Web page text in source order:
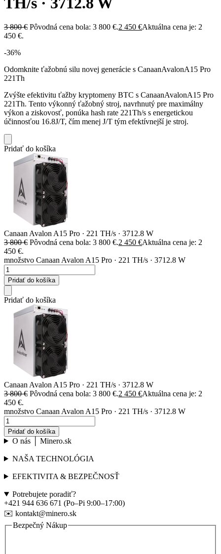
3 800€ Pôvodná cena bola: 3 800 €.2 450 €Aktuálna cena je: 2
450 €.
-36%
Odomknite ťažobnú silu novej generácie s CanaanAvalonA15 Pro
221Th
Zvýšte efektivitu ťažby kryptomeny BTC s CanaanAvalonA15 Pro
221Th. Tento výkonný ťažobný stroj, navrhnutý pre maximálny
výkon a ziskovosť, ponúka hash rate 221Th/s s energetickou
účinnosťou 16.8J/T, čím menej J/T tým efektívnejší je stroj.
Pridať do košíka
Canaan Avalon A15 Pro · 221 TH/s · 3712.8 W
3 800€ Pôvodná cena bola: 3 800 €.2 450 €Aktuálna cena je: 2
450 €.
množstvo Canaan Avalon A15 Pro · 221 TH/s · 3712.8 W
Pridať do košíka
Pridať do košíka
Canaan Avalon A15 Pro · 221 TH/s · 3712.8 W
3 800€ Pôvodná cena bola: 3 800 €.2 450 €Aktuálna cena je: 2
450 €.
množstvo Canaan Avalon A15 Pro · 221 TH/s · 3712.8 W
Pridať do košíka
O nás │ Minero.sk
NAŠA TECHNOLÓGIA
EFEKTIVITA & BEZPEČNOSŤ
Potrebujete poradiť?
+421 944 636 671 (Po–Pi 9:00–17:00)
✉️ kontakt@minero.sk
Bezpečný Nákup